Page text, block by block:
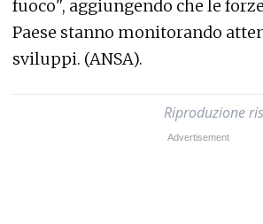
fuoco", aggiungendo che le
Paese stanno monitorando
sviluppi. (ANSA).
Riproduzione